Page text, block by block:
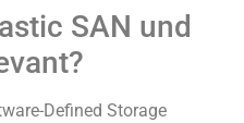
SAN und
Defined Storage